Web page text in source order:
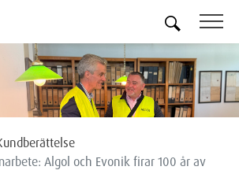
Algol och Evonik firar 100 år av